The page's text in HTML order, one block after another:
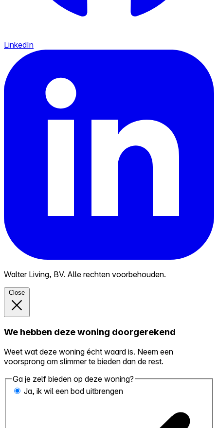
LinkedIn
Walter Living, BV. Alle rechten voorbehouden.
Close
We hebben deze woning doorgerekend
Weet wat deze woning écht waard is. Neem een
voorsprong om slimmer te bieden dan de rest.
Ga je zelf bieden op deze woning?
Ja, ik wil een bod uitbrengen